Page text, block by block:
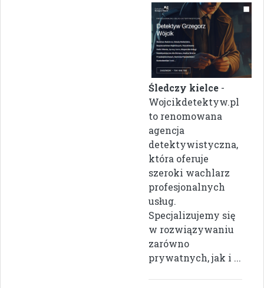
Śledczy kielce -
Wojcikdetektyw.pl
to renomowana
agencja
detektywistyczna,
która oferuje
szeroki wachlarz
profesjonalnych
usług.
Specjalizujemy się
w rozwiązywaniu
zarówno
prywatnych, jak i ...